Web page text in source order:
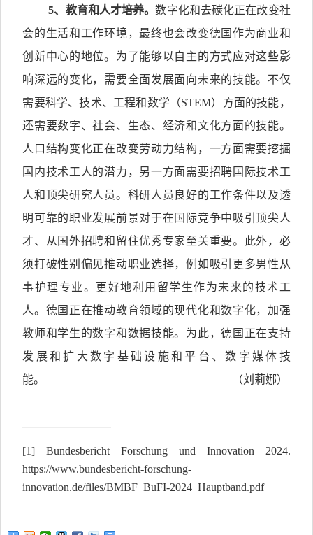
5、教育和人才培养。数字化和去碳化正在改变社
会的生活和工作环境，最终也会改变德国作为商业和
创新中心的地位。为了能够以自主的方式应对这些影
响深远的变化，需要全面发展面向未来的技能。不仅
需要科学、技术、工程和数学（STEM）方面的技能，
还需要数字、社会、生态、经济和文化方面的技能。
人口结构变化正在改变劳动力结构，一方面需要挖掘
国内技术工人的潜力，另一方面需要招聘国际技术工
人和顶尖研究人员。科研人员良好的工作条件以及透
明可靠的职业发展前景对于在国际竞争中吸引顶尖人
才、从国外招聘和留住优秀专家至关重要。此外，必
须打破性别偏见推动职业选择，例如吸引更多男性从
事护理专业。更好地利用留学生作为未来的技术工
人。德国正在推动教育领域的现代化和数字化，加强
教师和学生的数字和数据技能。为此，德国正在支持
发展和扩大数字基础设施和平台、数字媒体技
能。 （刘莉娜）
[1] Bundesbericht Forschung und Innovation 2024.
https://www.bundesbericht-forschung-
innovation.de/files/BMBF_BuFI-2024_Hauptband.pdf